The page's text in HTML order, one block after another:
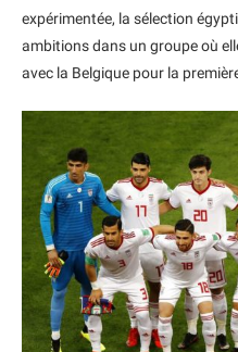
expérimentée, la sélection
ambitions dans un groupe où
avec la Belgique pour la